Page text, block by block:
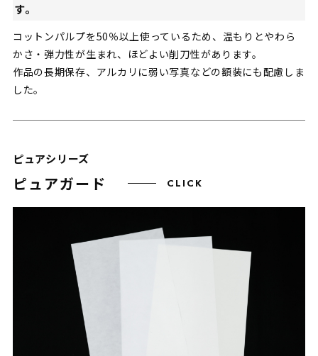
す。
コットンパルプを50％以上使っているため、温もりとやわら
かさ・弾力性が生まれ、ほどよい削刀性があります。
作品の長期保存、アルカリに弱い写真などの額装にも配慮しま
した。
ピュアシリーズ
ピュアガード CLICK